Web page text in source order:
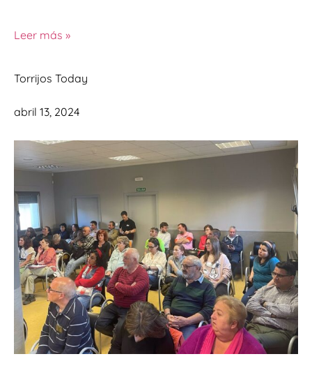
Leer más »
Torrijos Today
abril 13, 2024